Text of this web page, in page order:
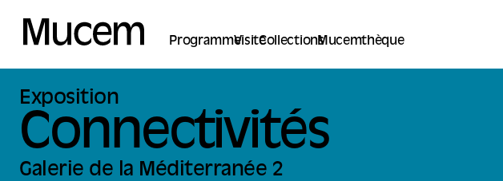
ProgrammeVisiteCollectionsMucemthèque
Exposition
Connectivités
Galerie de la Méditerranée 2